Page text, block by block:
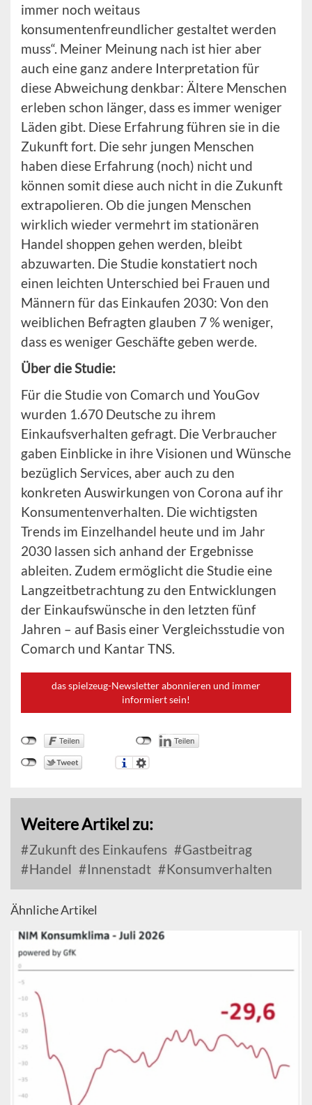
immer noch weitaus
konsumentenfreundlicher gestaltet werden
muss“. Meiner Meinung nach ist hier aber
auch eine ganz andere Interpretation für
diese Abweichung denkbar: Ältere Menschen
erleben schon länger, dass es immer weniger
Läden gibt. Diese Erfahrung führen sie in die
Zukunft fort. Die sehr jungen Menschen
haben diese Erfahrung (noch) nicht und
können somit diese auch nicht in die Zukunft
extrapolieren. Ob die jungen Menschen
wirklich wieder vermehrt im stationären
Handel shoppen gehen werden, bleibt
abzuwarten. Die Studie konstatiert noch
einen leichten Unterschied bei Frauen und
Männern für das Einkaufen 2030: Von den
weiblichen Befragten glauben 7 % weniger,
dass es weniger Geschäfte geben werde.
Über die Studie:
Für die Studie von Comarch und YouGov
wurden 1.670 Deutsche zu ihrem
Einkaufsverhalten gefragt. Die Verbraucher
gaben Einblicke in ihre Visionen und Wünsche
bezüglich Services, aber auch zu den
konkreten Auswirkungen von Corona auf ihr
Konsumentenverhalten. Die wichtigsten
Trends im Einzelhandel heute und im Jahr
2030 lassen sich anhand der Ergebnisse
ableiten. Zudem ermöglicht die Studie eine
Langzeitbetrachtung zu den Entwicklungen
der Einkaufswünsche in den letzten fünf
Jahren – auf Basis einer Vergleichsstudie von
Comarch und Kantar TNS.
das spielzeug-Newsletter abonnieren und immer
informiert sein!
Weitere Artikel zu:
Zukunft des Einkaufens
Gastbeitrag
Handel
Innenstadt Konsumverhalten
Ähnliche Artikel